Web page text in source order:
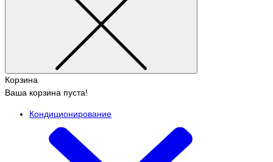
Корзина
Ваша корзина пуста!
Кондиционирование